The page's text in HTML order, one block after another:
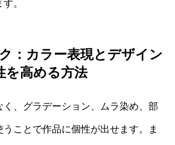
。
：カラー表現とデザイン
を高める方法
く、グラデーション、ムラ染め、部
ことで作品に個性が出せます。ま